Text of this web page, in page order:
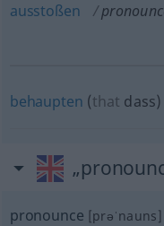
ausstoßen
behaupten (that dass)
pronounce [prəˈnauns]